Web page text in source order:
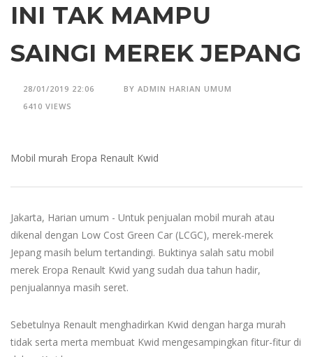
INI TAK MAMPU
SAINGI MEREK JEPANG
28/01/2019 22:06
BY ADMIN HARIAN UMUM
6410 VIEWS
Mobil murah Eropa Renault Kwid
Jakarta, Harian umum - Untuk penjualan mobil murah atau
dikenal dengan Low Cost Green Car (LCGC), merek-merek
Jepang masih belum tertandingi. Buktinya salah satu mobil
merek Eropa Renault Kwid yang sudah dua tahun hadir,
penjualannya masih seret.
Sebetulnya Renault menghadirkan Kwid dengan harga murah
tidak serta merta membuat Kwid mengesampingkan fitur-fitur di